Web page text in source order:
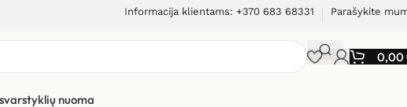
Informacija klientams: +370 683 68331 Parašykite
0,00
nuoma